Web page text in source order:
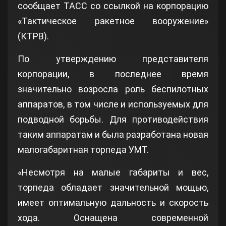
сообщает ТАСС со ссылкой на корпорацию
«Тактическое ракетное вооружение»
(КТРВ).
По утверждению представителя
корпорации, в последнее время
значительно возросла роль беспилотных
аппаратов, в том числе и используемых для
подводной борьбы. Для противодействия
таким аппаратам и была разработана новая
малогабаритная торпеда УМТ.
«Несмотря на малые габариты и вес,
торпеда обладает значительной мощью,
имеет оптимальную дальность и скорость
хода. Оснащена современной